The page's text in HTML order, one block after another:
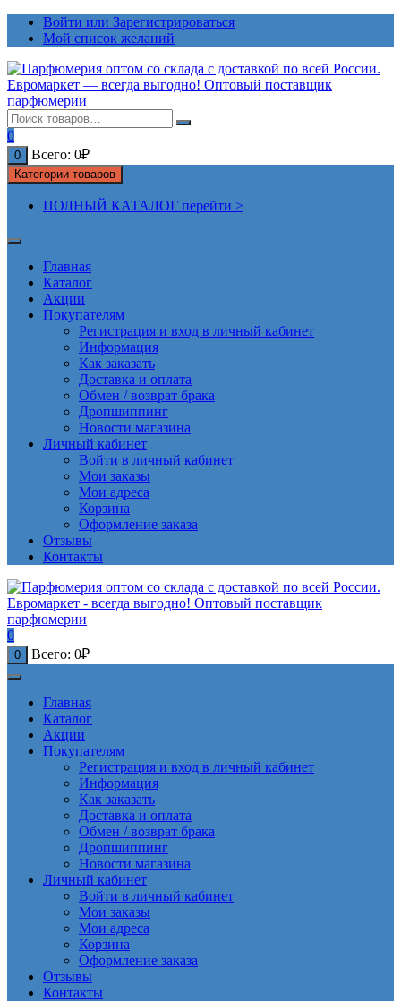
ПерейтиВойти или Зарегистрироваться
Мой список желаний
0
0 Всего: 0₽
Категории товаров
ПОЛНЫЙ КАТАЛОГ перейти >
Главная
Каталог
Акции
Покупателям
Регистрация и вход в личный кабинет
Информация
Как заказать
Доставка и оплата
Обмен / возврат брака
Дропшиппинг
Новости магазина
Личный кабинет
Войти в личный кабинет
Мои заказы
Мои адреса
Корзина
Оформление заказа
Отзывы
Контакты
0
0 Всего: 0₽
Главная
Каталог
Акции
Покупателям
Регистрация и вход в личный кабинет
Информация
Как заказать
Доставка и оплата
Обмен / возврат брака
Дропшиппинг
Новости магазина
Личный кабинет
Войти в личный кабинет
Мои заказы
Мои адреса
Корзина
Оформление заказа
Отзывы
Контакты